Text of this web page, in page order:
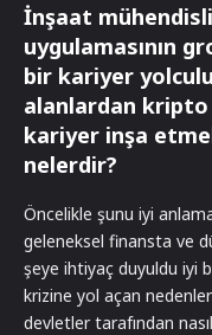
İnşaat
uygulamasının
bir kariyer
alanlardan
kariyer inşa
nelerdir?
Öncelikle şunu iyi
geleneksel finansta ve
şeye ihtiyaç duyuldu iyi
krizine yol açan
devletler tarafından